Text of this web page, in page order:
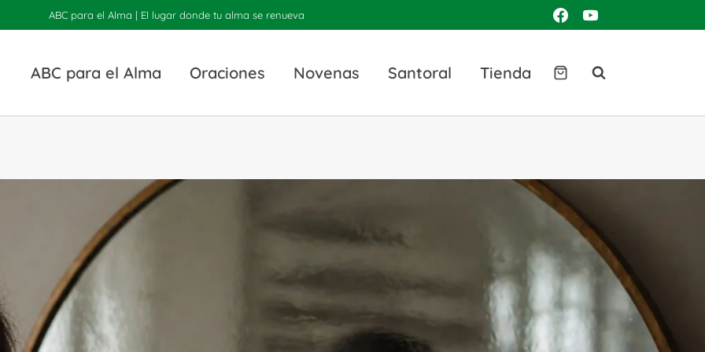
ABC para el Alma | El lugar donde tu alma se renueva
ABC para el Alma Oraciones Novenas Santoral Tienda